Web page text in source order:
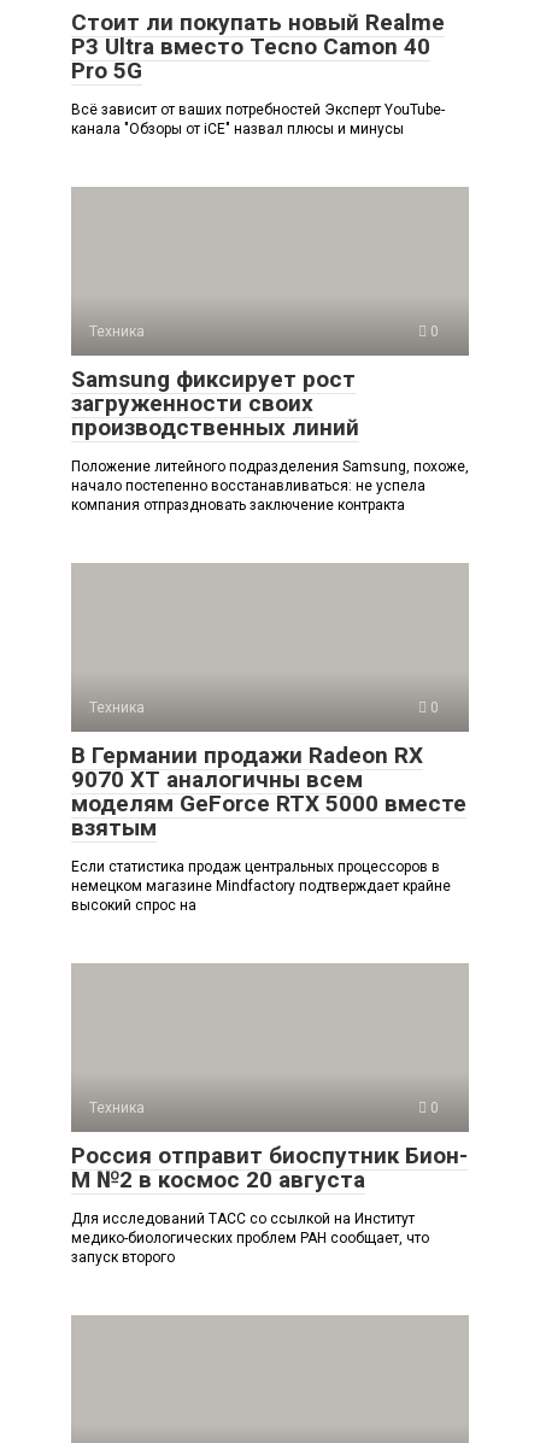
Стоит ли покупать новый Realme
P3 Ultra вместо Tecno Camon 40
Pro 5G
Всё зависит от ваших потребностей Эксперт YouTube-
канала "Обзоры от iCE" назвал плюсы и минусы
Техника 0
Samsung фиксирует рост
загруженности своих
производственных линий
Положение литейного подразделения Samsung, похоже,
начало постепенно восстанавливаться: не успела
компания отпраздновать заключение контракта
Техника 0
В Германии продажи Radeon RX
9070 XT аналогичны всем
моделям GeForce RTX 5000 вместе
взятым
Если статистика продаж центральных процессоров в
немецком магазине Mindfactory подтверждает крайне
высокий спрос на
Техника 0
Россия отправит биоспутник Бион-
М №2 в космос 20 августа
Для исследований ТАСС со ссылкой на Институт
медико-биологических проблем РАН сообщает, что
запуск второго